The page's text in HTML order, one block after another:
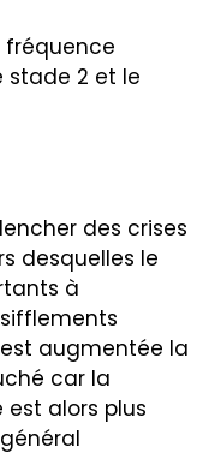
fréquence
stade 2 et le
des crises
desquelles le
à
augmentée la
car la
est alors plus